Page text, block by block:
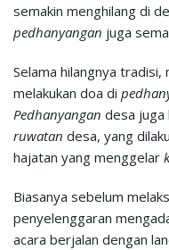
semakin menghilang di
pedhanyangan juga
Selama hilangnya
melakukan doa di
Pedhanyangan desa juga
ruwatan desa, yang
hajatan yang menggelar
Biasanya sebelum
penyelenggaran
acara berjalan dengan